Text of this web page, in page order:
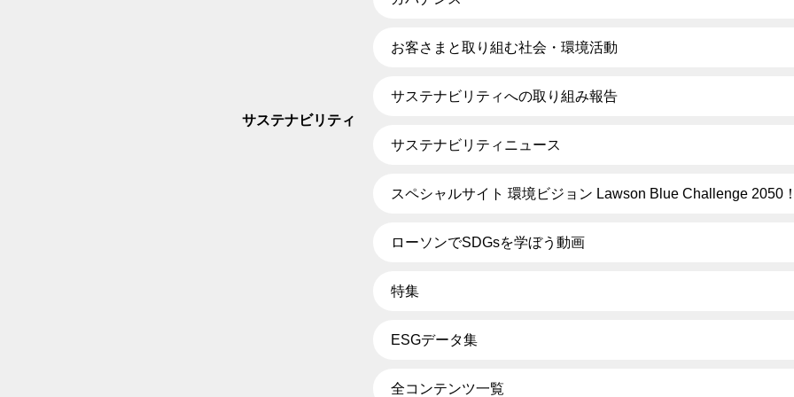
サステナビリティ
お客さまと取り組む社会・環境活動
サステナビリティへの取り組み報告
サステナビリティニュース
スペシャルサイト 環境ビジョン Lawson Blue Challenge 2050
ローソンでSDGsを学ぼう動画
特集
ESGデータ集
全コンテンツ一覧